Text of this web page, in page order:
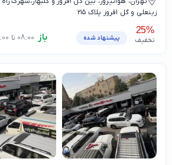
زینعلی و گل افروز پلاک ۲۱۵
25%
تخفیف پیشنهاد شده باز